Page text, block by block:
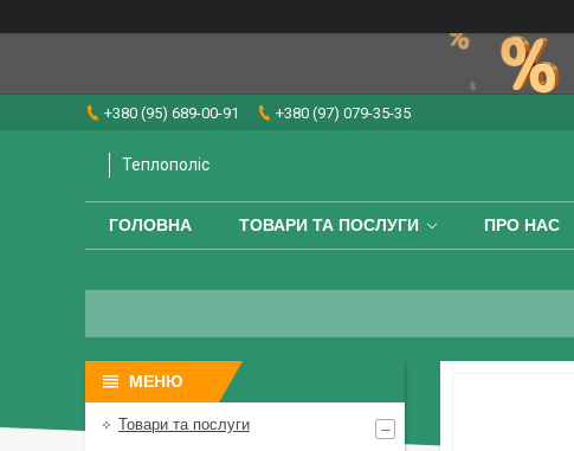
+380 (95) 689-00-91 +380 (97) 079-35-35
Теплополіс
ГОЛОВНА ТОВАРИ ТА ПОСЛУГИ ПРО НАС
Товари та послуги